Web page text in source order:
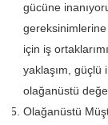
gücüne
için iş
yaklaşım, güçlü
olağanüstü
Olağanüstü